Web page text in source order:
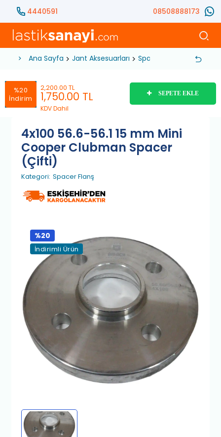
4440591 08508888173
Ana Sayfa Jant Aksesuarları Spacer Flanş 4x100
%20
İndirim
2,200.00 TL
1,750.00 TL
KDV Dahil
SEPETE EKLE
4x100 56.6-56.1 15 mm Mini
Cooper Clubman Spacer
(Çifti)
Kategori: Spacer Flanş
%20
İndirimli Ürün